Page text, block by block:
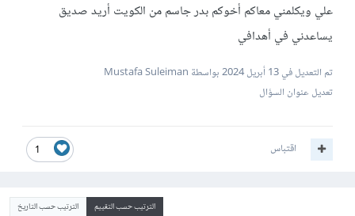
علي ويكلمني معاكم أخوكم بدر جاسم من الكويت أريد صديق
يساعدني في أهدافي
تم التعديل في13 أبريل 2024
بواسطة Mustafa Suleiman
تعديل عنوان السؤال
1 اقتباس
الترتيب حسب التقييم الترتيب حسب التاريخ